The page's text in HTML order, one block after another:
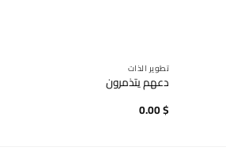
تطوير الذات
دعهم يتذمرون
0.00$